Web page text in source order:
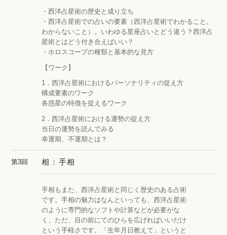
・西洋占星術の歴史と成り立ち
・西洋占星術での占いの要素（西洋占星術でわかること。
わからないこと）。いわゆる星座占いとどう違う？西洋占
星術とはどう付き合えばいい？
・ホロスコープの種類と基本的な見方
【ワーク】
1．西洋占星術におけるパーソナリティの捉え方
構成要素のワーク
各惑星の特徴を捉えるワーク
2．西洋占星術における運勢の捉え方
当日の運勢を読んでみる
幸運期、不運期とは？
第3回 相：手相
手相もまた、西洋占星術と同じく歴史のある占術
です。手相の魅力はなんといっても、西洋占星術
のように専門的なソフトや計算などが必要がな
く、ただ、目の前にてのひらを広げればいいだけ
という手軽さです。「生年月日教えて」というと